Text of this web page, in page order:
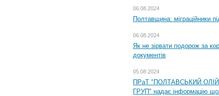
06.08.2024
Полтавщина: міграційники
06.08.2024
Як не зірвати подорож за
документів
05.08.2024
ПРаТ "ПОЛТАВСЬКИЙ
ГРУП" надає інформацію